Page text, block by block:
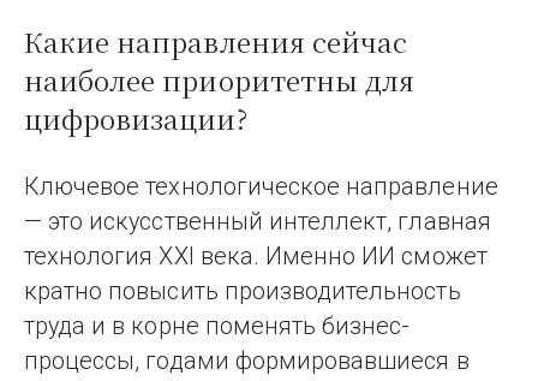
Какие направления сейчас
наиболее приоритетны для
цифровизации?
Ключевое технологическое направление
— это искусственный интеллект, главная
технология XXI века. Именно ИИ сможет
кратно повысить производительность
труда и в корне поменять бизнес-
процессы, годами формировавшиеся в